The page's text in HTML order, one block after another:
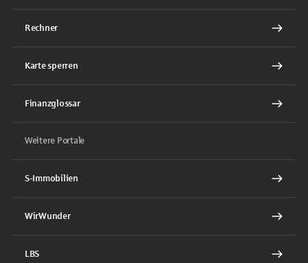
Rechner
Karte sperren
Finanzglossar
Weitere Portale
S-Immobilien
WirWunder
LBS